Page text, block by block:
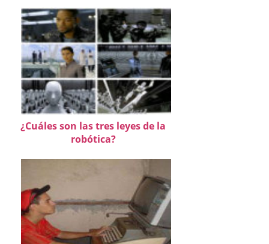
¿Cuáles son las tres leyes de la
robótica?